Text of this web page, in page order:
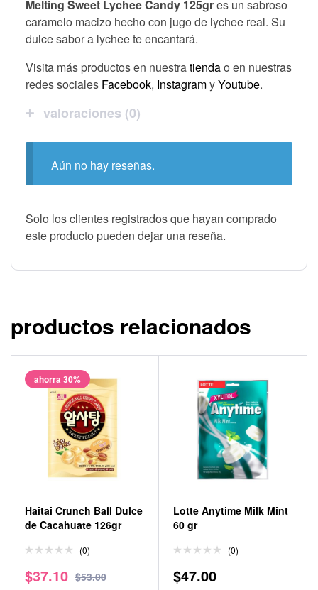
Melting Sweet Lychee Candy 125gres un sabroso
caramelo macizo hecho con jugo de lychee real. Su
dulce sabor a lychee te encantará.
Visita más productos en nuestratiendao en nuestras
redes sociales Facebook, InstagramyYoutube.
valoraciones (0)
Aún no hay reseñas.
Solo los clientes registrados que hayan comprado
este producto pueden dejar una reseña.
productos relacionados
ahorra 30%
Haitai Crunch Ball Dulce
de Cacahuate 126gr
(0)
$53.00
$37.10
Lotte Anytime Milk Mint
60 gr
(0)
$47.00